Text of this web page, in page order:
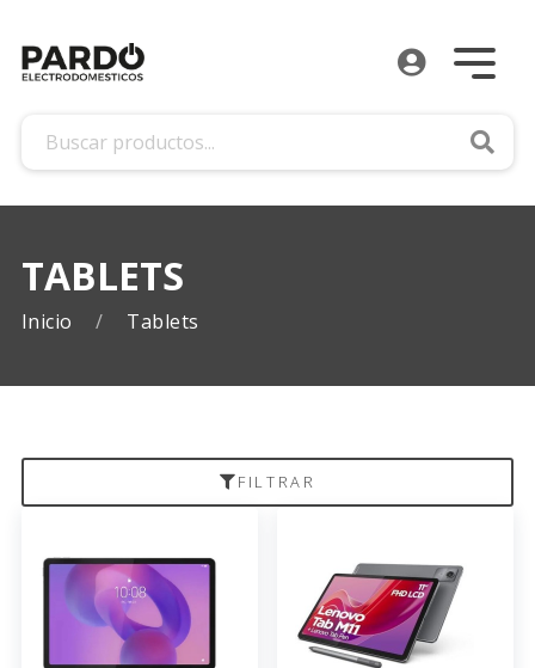
TABLETS
Inicio Tablets
FILTRAR